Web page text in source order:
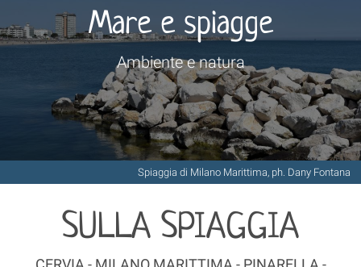
Spiaggia di Milano Marittima, ph. Dany Fontana
Mare e spiagge
Ambiente e natura
SULLA SPIAGGIA